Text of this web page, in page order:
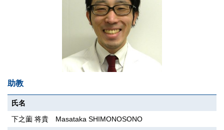
助教
氏名
下之薗 将貴 Masataka SHIMONOSONO